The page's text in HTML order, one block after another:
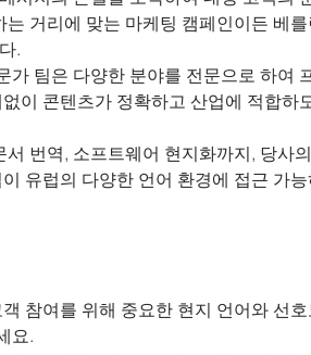
거리에 맞는 마케팅 캠페인이든 베
.
가 팀은 다양한 분야를 전문으로 하여
이 콘텐츠가 정확하고 산업에 적합하
서 번역, 소프트웨어 현지화까지, 당사
유럽의 다양한 언어 환경에 접근 가
참여를 위해 중요한 현지 언어와 선호
요.